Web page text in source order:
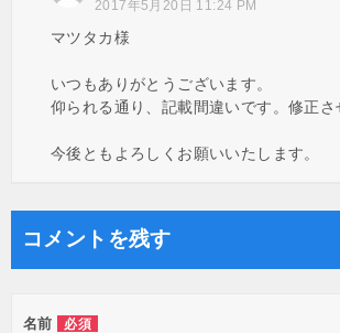
2017年5月20日 11:24 PM
マツタカ様
いつもありがとうございます。
仰られる通り、記載間違いです。修正さ
今後ともよろしくお願いいたします。
コメントを残す
名前 必須